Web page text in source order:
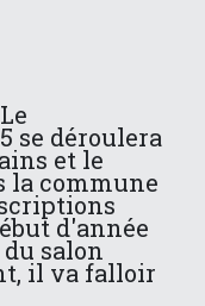
se déroulera
et le
la commune
d'année
salon
il va falloir